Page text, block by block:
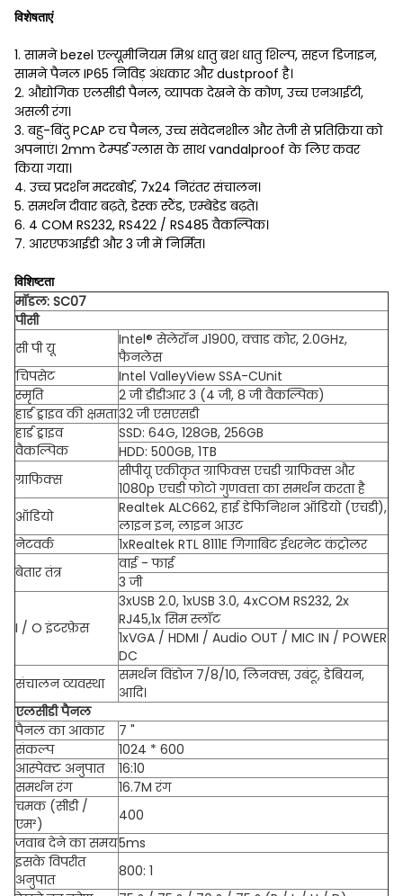
विशेषताएं
1. सामने bezel एल्यूमीनियम मिश्र धातु ब्रश धातु शिल्प, सहज डिजाइन,
सामने पैनल IP65 निविड़ अंधकार और dustproof है।
2. औद्योगिक एलसीडी पैनल, व्यापक देखने के कोण, उच्च एनआईटी,
असली रंग।
3. बहु-बिंदु PCAP टच पैनल, उच्च संवेदनशील और तेजी से प्रतिक्रिया को
अपनाएं। 2mm टेम्पर्ड ग्लास के साथ vandalproof के लिए कवर
किया गया।
4. उच्च प्रदर्शन मदरबोर्ड, 7x24 निरंतर संचालन।
5. समर्थन दीवार बढ़ते, डेस्क स्टैंड, एम्बेडेड बढ़ते।
6. 4 COM RS232, RS422 / RS485 वैकल्पिक।
7. आरएफआईडी और 3 जी में निर्मित।
विशिष्टता
मॉडल: SC07
पीसी
सी पी यू
Intel® सेलेरॉन J1900, क्वाड कोर, 2.0GHz,
फैनलेस
चिपसेट
Intel ValleyView SSA-CUnit
स्मृति
2 जी डीडीआर 3 (4 जी, 8 जी वैकल्पिक)
हार्ड ड्राइव की क्षमता32 जी एसएसडी
हार्ड ड्राइव
वैकल्पिक
SSD: 64G, 128GB, 256GB
HDD: 500GB, 1TB
ग्राफिक्स
सीपीयू एकीकृत ग्राफिक्स एचडी ग्राफिक्स और
1080p एचडी फोटो गुणवत्ता का समर्थन करता है
ऑडियो
Realtek ALC662, हाई डेफिनिशन ऑडियो (एचडी),
लाइन इन, लाइन आउट
नेटवर्क
1xRealtek RTL 8111E गिगाबिट ईथरनेट कंट्रोलर
बेतार तंत्र
वाई - फाई
3 जी
I / O इंटरफ़ेस
3xUSB 2.0, 1xUSB 3.0, 4xCOM RS232, 2x
RJ45,1x सिम स्लॉट
1xVGA / HDMI / Audio OUT / MIC IN / POWER
DC
संचालन व्यवस्था
समर्थन विंडोज 7/8/10, लिनक्स, उबंटू, डेबियन,
आदि।
एलसीडी पैनल
पैनल का आकार
7 "
संकल्प
1024 * 600
आस्पेक्ट अनुपात
16:10
समर्थन रंग
16.7M रंग
चमक (सीडी /
एम²)
400
जवाब देने का समय5ms
इसके विपरीत
अनुपात
800: 1